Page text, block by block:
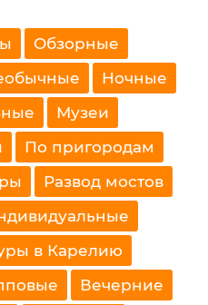
Обзорные
Ночные
Музеи
По пригородам
Развод мостов
в Карелию
Вечерние